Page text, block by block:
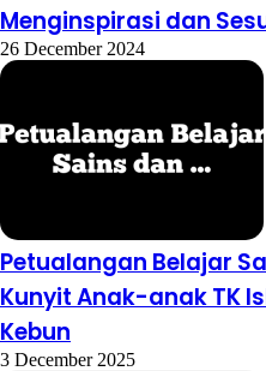
Menginspirasi dan
26 December 2024
Petualangan Belajar
Kunyit Anak-anak TK
Kebun
3 December 2025